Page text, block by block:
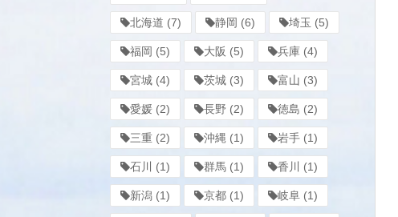
北海道 (7) 静岡 (6) 埼玉 (5)
福岡 (5) 大阪 (5) 兵庫 (4)
宮城 (4) 茨城 (3) 富山 (3)
愛媛 (2) 長野 (2) 徳島 (2)
三重 (2) 沖縄 (1) 岩手 (1)
石川 (1) 群馬 (1) 香川 (1)
新潟 (1) 京都 (1) 岐阜 (1)